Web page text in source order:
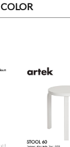
COLOR